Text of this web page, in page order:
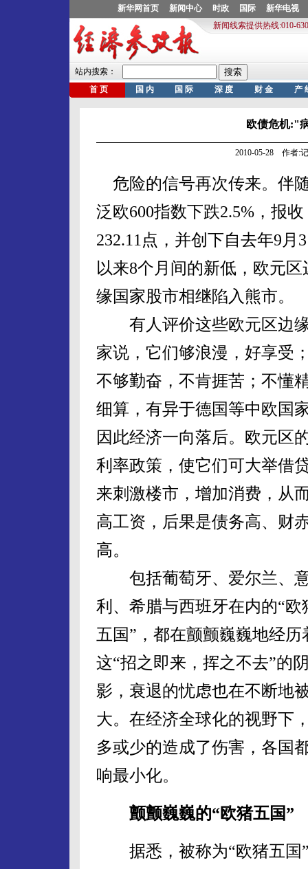
欧债危机:"
2010-05-28 作者:
危险的信号再次传来。伴
泛欧600指数下跌2.5%，报收
232.11点，并创下自去年9月
以来8个月间的新低，欧元区
缘国家股市相继陷入熊市。
有人评价这些欧元区边
家说，它们够浪漫，好享受
不够勤奋，不肯捱苦；不懂
细算，有异于德国等中欧国
因此经济一向落后。欧元区
利率政策，使它们可大举借
来刺激楼市，增加消费，从
高工资，后果是债务高、财
高。
包括葡萄牙、爱尔兰、
利、希腊与西班牙在内的“欧
五国”，都在颤颤巍巍地经历
这“招之即来，挥之不去”的
影，衰退的忧虑也在不断地
大。在经济全球化的视野下
多或少的造成了伤害，各国
响最小化。
颤颤巍巍的“欧猪五国”
据悉，被称为“欧猪五国